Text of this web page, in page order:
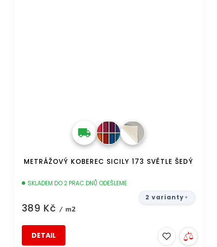
METRÁŽOVÝ KOBEREC SICILY 173 SVĚTLE ŠEDÝ
SKLADEM DO 2 PRAC.DNŮ ODEŠLEME
389 Kč / m2
DETAIL
2 varianty